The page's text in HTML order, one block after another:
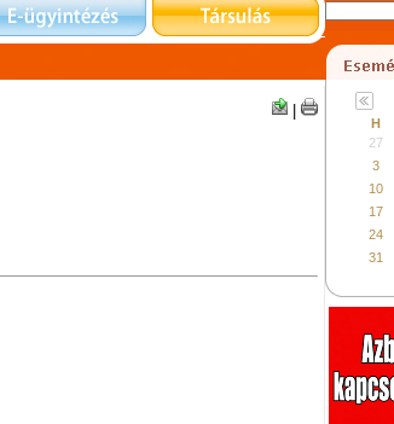
H
27
3
10
17
24
31